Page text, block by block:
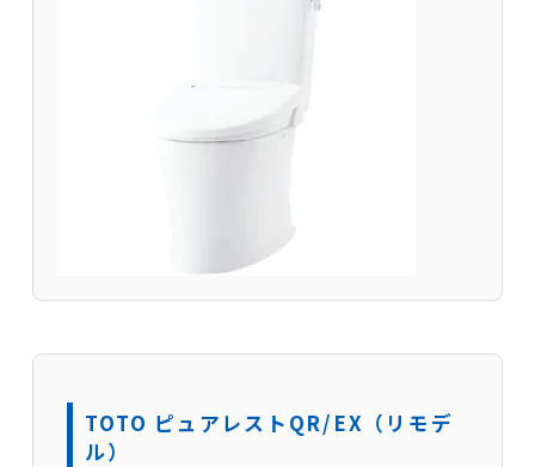
TOTO ピュアレストQR/EX（リモデ
ル）